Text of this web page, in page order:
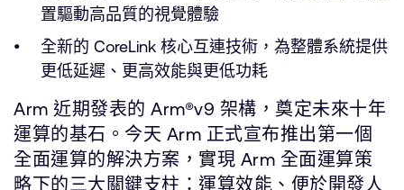
置驅動高品質的視覺體驗
全新的 CoreLink 核心互連技術，為整體系統提供
更低延遲、更高效能與更低功耗
Arm 近期發表的 Arm®v9 架構，奠定未來十年
運算的基石。今天 Arm 正式宣布推出第一個
全面運算的解決方案，實現 Arm 全面運算策
略下的三大關鍵支柱：運算效能、便於開發人